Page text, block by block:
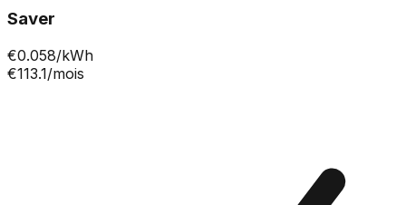
Saver
€0.058/kWh
€113.1/mois